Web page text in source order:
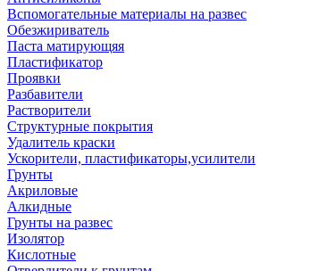
Вспомогательные материалы на развес
Обезжириватель
Паста матирующяя
Пластификатор
Проявки
Разбавители
Растворители
Структурные покрытия
Удалитель краски
Ускорители, пластификаторы,усилители
Грунты
Акриловые
Алкидные
Грунты на развес
Изолятор
Кислотные